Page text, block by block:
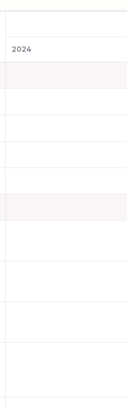
2024